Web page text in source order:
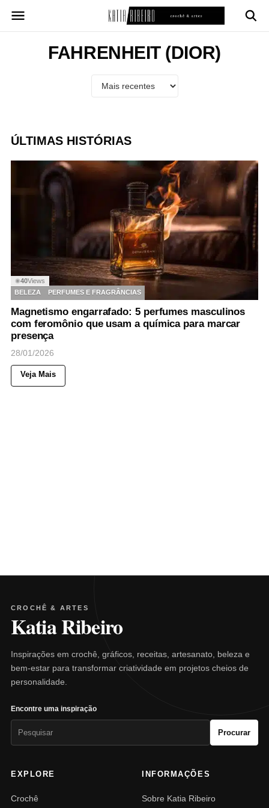
para
FAHRENHEIT (DIOR)
ÚLTIMAS HISTÓRIAS
◉40Views
BELEZA
PERFUMES E FRAGRÂNCIAS
Magnetismo engarrafado: 5 perfumes masculinos
com feromônio que usam a química para marcar
presença
28/01/2026
Veja Mais
CROCHÊ & ARTES
Katia Ribeiro
Inspirações em crochê, gráficos, receitas, artesanato, beleza e
bem-estar para transformar criatividade em projetos cheios de
personalidade.
Encontre uma inspiração
Procurar
EXPLORE
Crochê
INFORMAÇÕES
Sobre Katia Ribeiro